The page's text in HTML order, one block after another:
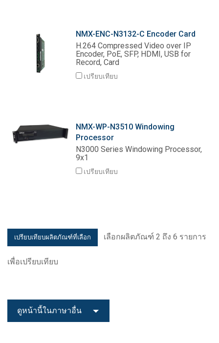
NMX-ENC-N3132-C Encoder Card
H.264 Compressed Video over IP
Encoder, PoE, SFP, HDMI, USB for
Record, Card
เปรียบเทียบ
NMX-WP-N3510 Windowing
Processor
N3000 Series Windowing Processor,
9x1
เปรียบเทียบ
เลือกผลิตภัณฑ์ 2 ถึง 6 รายการ
เพื่อเปรียบเทียบ
ดูหน้านี้ในภาษาอื่น